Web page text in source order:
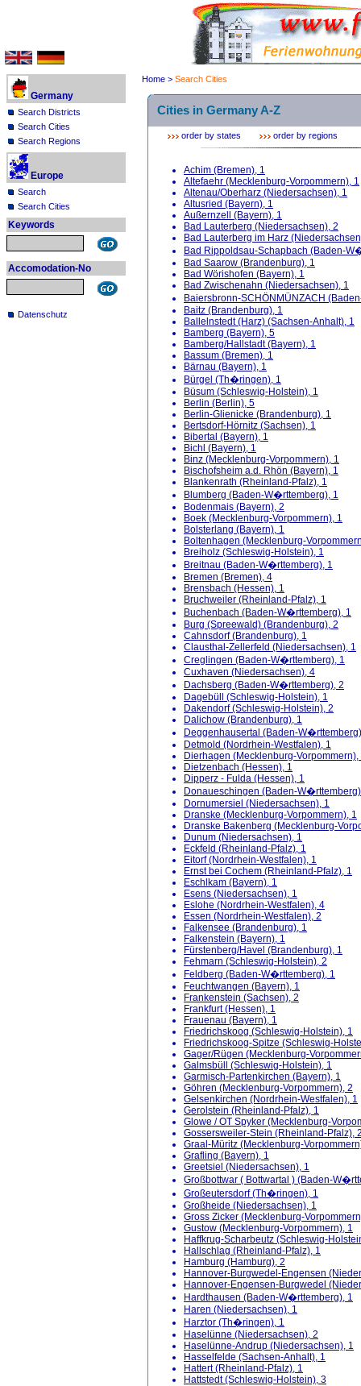
Germany
Search Districts
Search Cities
Search Regions
Europe
Search
Search Cities
Keywords
Accomodation-No
Datenschutz
Home > Search Cities
Cities in Germany A-Z
order by states order by regions
Achim (Bremen), 1
Altefaehr (Mecklenburg-Vorpommern), 1
Altenau/Oberharz (Niedersachsen), 1
Altusried (Bayern), 1
Außernzell (Bayern), 1
Bad Lauterberg (Niedersachsen), 2
Bad Lauterberg im Harz
Bad Rippoldsau-Schapbach (Baden-
Bad Saarow (Brandenburg), 1
Bad Wörishofen (Bayern), 1
Bad Zwischenahn (Niedersachsen), 1
Baiersbronn-SCHÖNMÜNZACH
Baitz (Brandenburg), 1
Ballelnstedt (Harz) (Sachsen-Anhalt), 1
Bamberg (Bayern), 5
Bamberg/Hallstadt (Bayern), 1
Bassum (Bremen), 1
Bärnau (Bayern), 1
Bürgel (Th�ringen), 1
Büsum (Schleswig-Holstein), 1
Berlin (Berlin), 5
Berlin-Glienicke (Brandenburg), 1
Bertsdorf-Hörnitz (Sachsen), 1
Bibertal (Bayern), 1
Bichl (Bayern), 1
Binz (Mecklenburg-Vorpommern), 1
Bischofsheim a.d. Rhön (Bayern), 1
Blankenrath (Rheinland-Pfalz), 1
Blumberg (Baden-W�rttemberg), 1
Bodenmais (Bayern), 2
Boek (Mecklenburg-Vorpommern), 1
Bolsterlang (Bayern), 1
Boltenhagen (Mecklenburg-
Breiholz (Schleswig-Holstein), 1
Breitnau (Baden-W�rttemberg), 1
Bremen (Bremen), 4
Brensbach (Hessen), 1
Bruchweiler (Rheinland-Pfalz), 1
Buchenbach (Baden-W�rttemberg), 1
Burg (Spreewald) (Brandenburg), 2
Cahnsdorf (Brandenburg), 1
Clausthal-Zellerfeld (Niedersachsen), 1
Creglingen (Baden-W�rttemberg), 1
Cuxhaven (Niedersachsen), 4
Dachsberg (Baden-W�rttemberg), 2
Dagebüll (Schleswig-Holstein), 1
Dakendorf (Schleswig-Holstein), 2
Dalichow (Brandenburg), 1
Deggenhausertal (Baden-
Detmold (Nordrhein-Westfalen), 1
Dierhagen (Mecklenburg-Vorpommern),
Dietzenbach (Hessen), 1
Dipperz - Fulda (Hessen), 1
Donaueschingen (Baden-
Dornumersiel (Niedersachsen), 1
Dranske (Mecklenburg-Vorpommern), 1
Dranske Bakenberg (Mecklenburg-
Dunum (Niedersachsen), 1
Eckfeld (Rheinland-Pfalz), 1
Eitorf (Nordrhein-Westfalen), 1
Ernst bei Cochem (Rheinland-Pfalz), 1
Eschlkam (Bayern), 1
Esens (Niedersachsen), 1
Eslohe (Nordrhein-Westfalen), 4
Essen (Nordrhein-Westfalen), 2
Falkensee (Brandenburg), 1
Falkenstein (Bayern), 1
Fürstenberg/Havel (Brandenburg), 1
Fehmarn (Schleswig-Holstein), 2
Feldberg (Baden-W�rttemberg), 1
Feuchtwangen (Bayern), 1
Frankenstein (Sachsen), 2
Frankfurt (Hessen), 1
Frauenau (Bayern), 1
Friedrichskoog (Schleswig-Holstein), 1
Friedrichskoog-Spitze (Schleswig-
Gager/Rügen (Mecklenburg-
Galmsbüll (Schleswig-Holstein), 1
Garmisch-Partenkirchen (Bayern), 1
Göhren (Mecklenburg-Vorpommern), 2
Gelsenkirchen (Nordrhein-Westfalen), 1
Gerolstein (Rheinland-Pfalz), 1
Glowe / OT Spyker (Mecklenburg-
Gossersweiler-Stein (Rheinland-Pfalz),
Graal-Müritz (Mecklenburg-
Grafling (Bayern), 1
Greetsiel (Niedersachsen), 1
Großbottwar ( Bottwartal ) (Baden-
Großeutersdorf (Th�ringen), 1
Großheide (Niedersachsen), 1
Gross Zicker (Mecklenburg-
Gustow (Mecklenburg-Vorpommern), 1
Haffkrug-Scharbeutz (Schleswig-
Hallschlag (Rheinland-Pfalz), 1
Hamburg (Hamburg), 2
Hannover-Burgwedel-Engensen
Hannover-Engensen-Burgwedel
Hardthausen (Baden-W�rttemberg), 1
Haren (Niedersachsen), 1
Harztor (Th�ringen), 1
Haselünne (Niedersachsen), 2
Haselünne-Andrup (Niedersachsen), 1
Hasselfelde (Sachsen-Anhalt), 1
Hattert (Rheinland-Pfalz), 1
Hattstedt (Schleswig-Holstein), 3